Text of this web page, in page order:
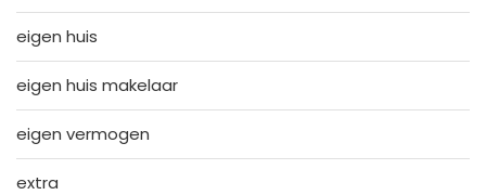
eigen huis
eigen huis makelaar
eigen vermogen
extra